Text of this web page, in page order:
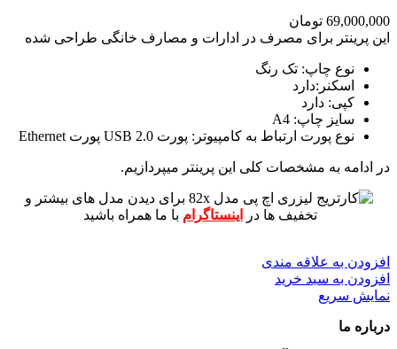
69,000,000 تومان
این پرینتر برای مصرف در ادارات و مصارف خانگی طراحی شده
نوع چاپ: تک رنگ
اسکنر:دارد
کپی: دارد
سایز چاپ: A4
نوع پورت ارتباط به کامپیوتر: پورت USB 2.0 پورت Ethernet
در ادامه به مشخصات کلی این پرینتر میپردازیم.
برای دیدن مدل های بیشتر و
تخفیف ها در
اینستاگرام با ما همراه باشید
افزودن به علاقه مندی
افزودن به سبد خرید
نمایش سریع
درباره ما